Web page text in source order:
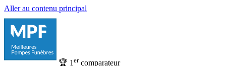
Aller au contenu principal
🏆 1 ercomparateur